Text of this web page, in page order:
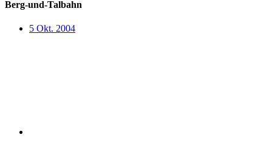
Berg-und-Talbahn
5 Okt. 2004